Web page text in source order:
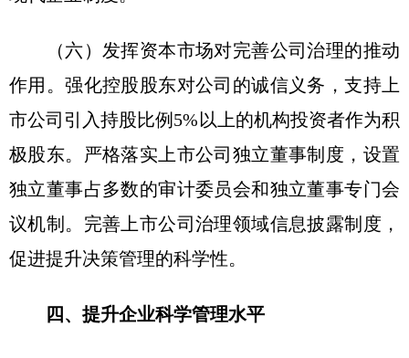
（六）发挥资本市场对完善公司治理的推动
作用。强化控股股东对公司的诚信义务，支持上
市公司引入持股比例5%以上的机构投资者作为积
极股东。严格落实上市公司独立董事制度，设置
独立董事占多数的审计委员会和独立董事专门会
议机制。完善上市公司治理领域信息披露制度，
促进提升决策管理的科学性。
四、提升企业科学管理水平